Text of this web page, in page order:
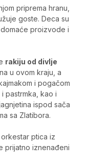
priprema hranu,
goste. Deca su
proizvode i
rakiju od divlje
u ovom kraju, a
i pogačom
pastrmka, kao i
ispod sača
sa Zlatibora.
ptica iz
prijatno iznenađeni